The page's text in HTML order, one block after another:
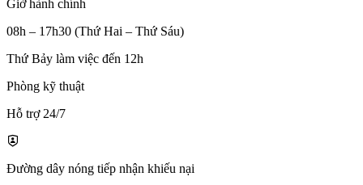
Giờ hành chính
08h – 17h30 (Thứ Hai – Thứ Sáu)
Thứ Bảy làm việc đến 12h
Phòng kỹ thuật
Hỗ trợ 24/7
Đường dây nóng tiếp nhận khiếu nại